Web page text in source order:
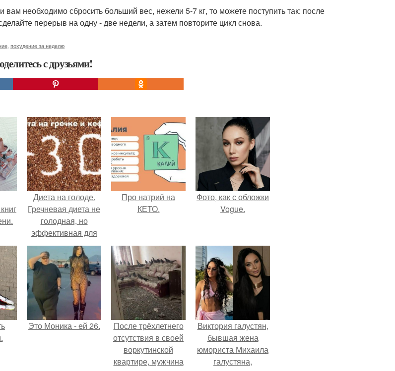
вам необходимо сбросить больший вес, нежели 5-7 кг, то можете поступить так: после
перерыв на одну - две недели, а затем повторите цикл снова.
похудение за неделю
с друзьями!
Диета на голоде.
Гречневая диета не
голодная, но
эффективная для
похудения,
продолжительность
диеты 7-14 дней.
Про натрий на
КЕТО.
Фото, как с обложки
Vogue.
Это Моника - ей 26.
После трёхлетнего
отсутствия в своей
воркутинской
квартире, мужчина
Виктория галустян,
бывшая жена
юмориста Михаила
галустяна,